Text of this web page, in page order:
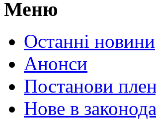
Меню
Останні новини
Анонси
Постанови
Нове в